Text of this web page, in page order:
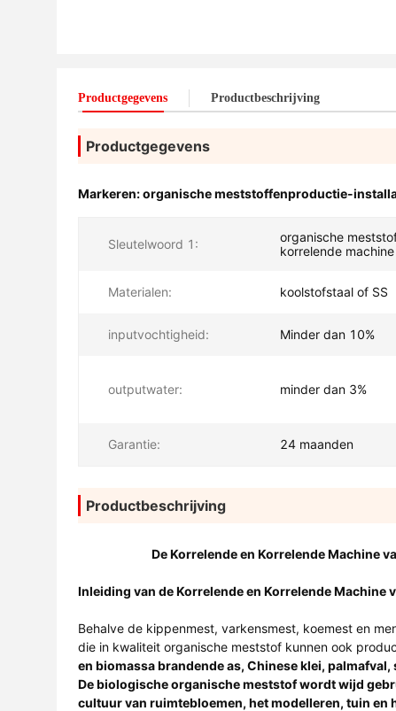
Productgegevens Productbeschrijving
Productgegevens
Markeren:organische meststoffenproductie-
Sleutelwoord 1:
organische
korrelende machine
Materialen: koolstofstaal of SS
inputvochtigheid: Minder dan 10%
outputwater: minder dan 3%
Garantie: 24 maanden
Productbeschrijving
De Korrelende en Korrelende Machine
Inleiding van de Korrelende en Korrelende Machine
Behalve de kippenmest, varkensmest, koemest en
die in kwaliteit organische meststof kunnen ook
en biomassa brandende as, Chinese klei,
De biologische organische meststof wordt wijd
cultuur van ruimtebloemen, het modelleren, tuin en